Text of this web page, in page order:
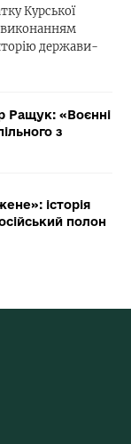
Курської
виконанням
держави-
Ращук: «Воєнні
з
історія
полон